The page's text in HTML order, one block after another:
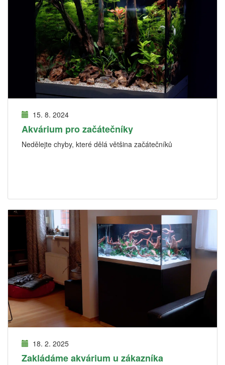
15. 8. 2024
Akvárium pro začátečníky
Nedělejte chyby, které dělá většina začátečníků
18. 2. 2025
Zakládáme akvárium u zákazníka